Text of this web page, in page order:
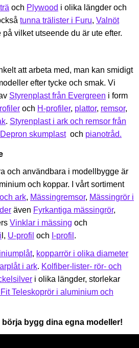
och Plywood i olika längder och
tunna trälister i Furu, Valnöt
på vilket utseende du är ute efter.
att arbeta med, man kan smidigt
efter tycke och smak. Vi
Styrenplast från Evergreen i form
och H-profiler, plattor, remsor,
. Styrenplast i ark och remsor från
Depron skumplastoch pianotråd.
och användbara i modellbygge är
och koppar. I vårt sortiment
ark, Mässingremsor, Mässingrör i
även Fyrkantiga mässingrör,
Vinklar i mässing och
l, U-profil och I-profil .
, kopparrör i olika diameter
i ark. Kolfiber-lister- rör- och
i olika längder, storlekar
Teleskoprör i aluminium och
bygg dina egna modeller!